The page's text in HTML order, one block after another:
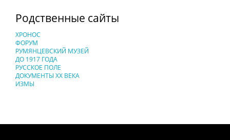
Родственные сайты
ХРОНОС
ФОРУМ
РУМЯНЦЕВСКИЙ МУЗЕЙ
ДО 1917 ГОДА
РУССКОЕ ПОЛЕ
ДОКУМЕНТЫ XX ВЕКА
ИЗМЫ